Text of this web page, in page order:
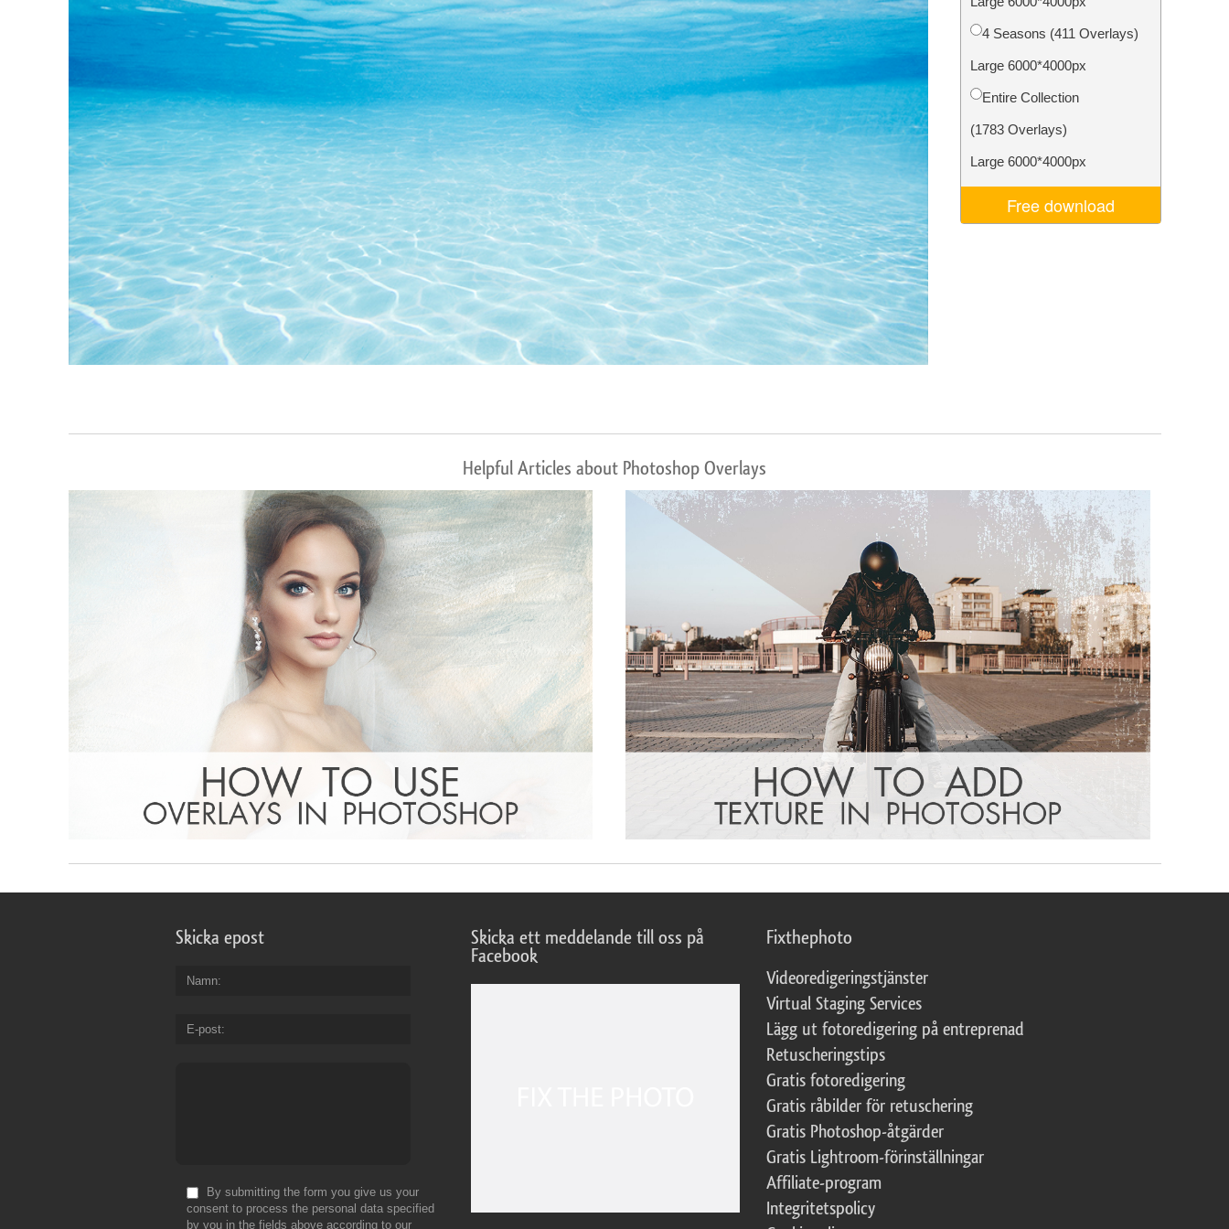
Produktfotoredigering Fotoredigering av smycken AI-träningsdata Video Editing Services
4 Seasons (411 Overlays)
Large 6000*4000px
Entire Collection
(1783 Overlays)
Large 6000*4000px
Free download
Helpful Articles about Photoshop Overlays
Skicka epost
Namn
E-post
By submitting the form you give us your
consent to process the personal data specified
by you in the fields above according to our
Skicka ett meddelande till oss på
Facebook
Fixthephoto
Videoredigeringstjänster
Virtual Staging Services
Lägg ut fotoredigering på entreprenad
Retuscheringstips
Gratis fotoredigering
Gratis råbilder för retuschering
Gratis Photoshop-åtgärder
Gratis Lightroom-förinställningar
Affiliate-program
Integritetspolicy